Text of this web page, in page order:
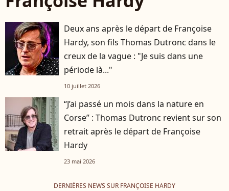
Deux ans après le départ de Françoise
Hardy, son fils Thomas Dutronc dans le
creux de la vague : "Je suis dans une
période là..."
10 juillet 2026
“J’ai passé un mois dans la nature en
Corse” : Thomas Dutronc revient sur son
retrait après le départ de Françoise
Hardy
23 mai 2026
DERNIÈRES NEWS SUR FRANÇOISE HARDY